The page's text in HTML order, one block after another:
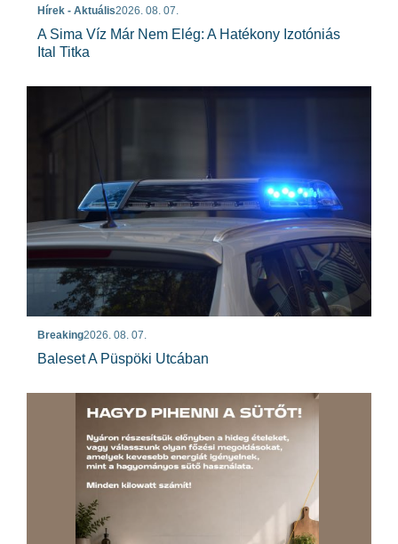
Hírek - Aktuális2026. 08. 07.
A Sima Víz Már Nem Elég: A Hatékony Izotóniás
Ital Titka
Breaking2026. 08. 07.
Baleset A Püspöki Utcában